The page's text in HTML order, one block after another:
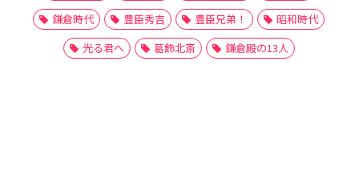
鎌倉時代
豊臣秀吉 豊臣兄弟！
昭和時代
光る君へ
葛飾北斎 鎌倉殿の13人